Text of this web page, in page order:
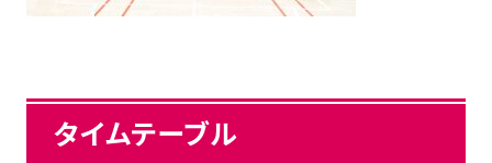
タイムテーブル